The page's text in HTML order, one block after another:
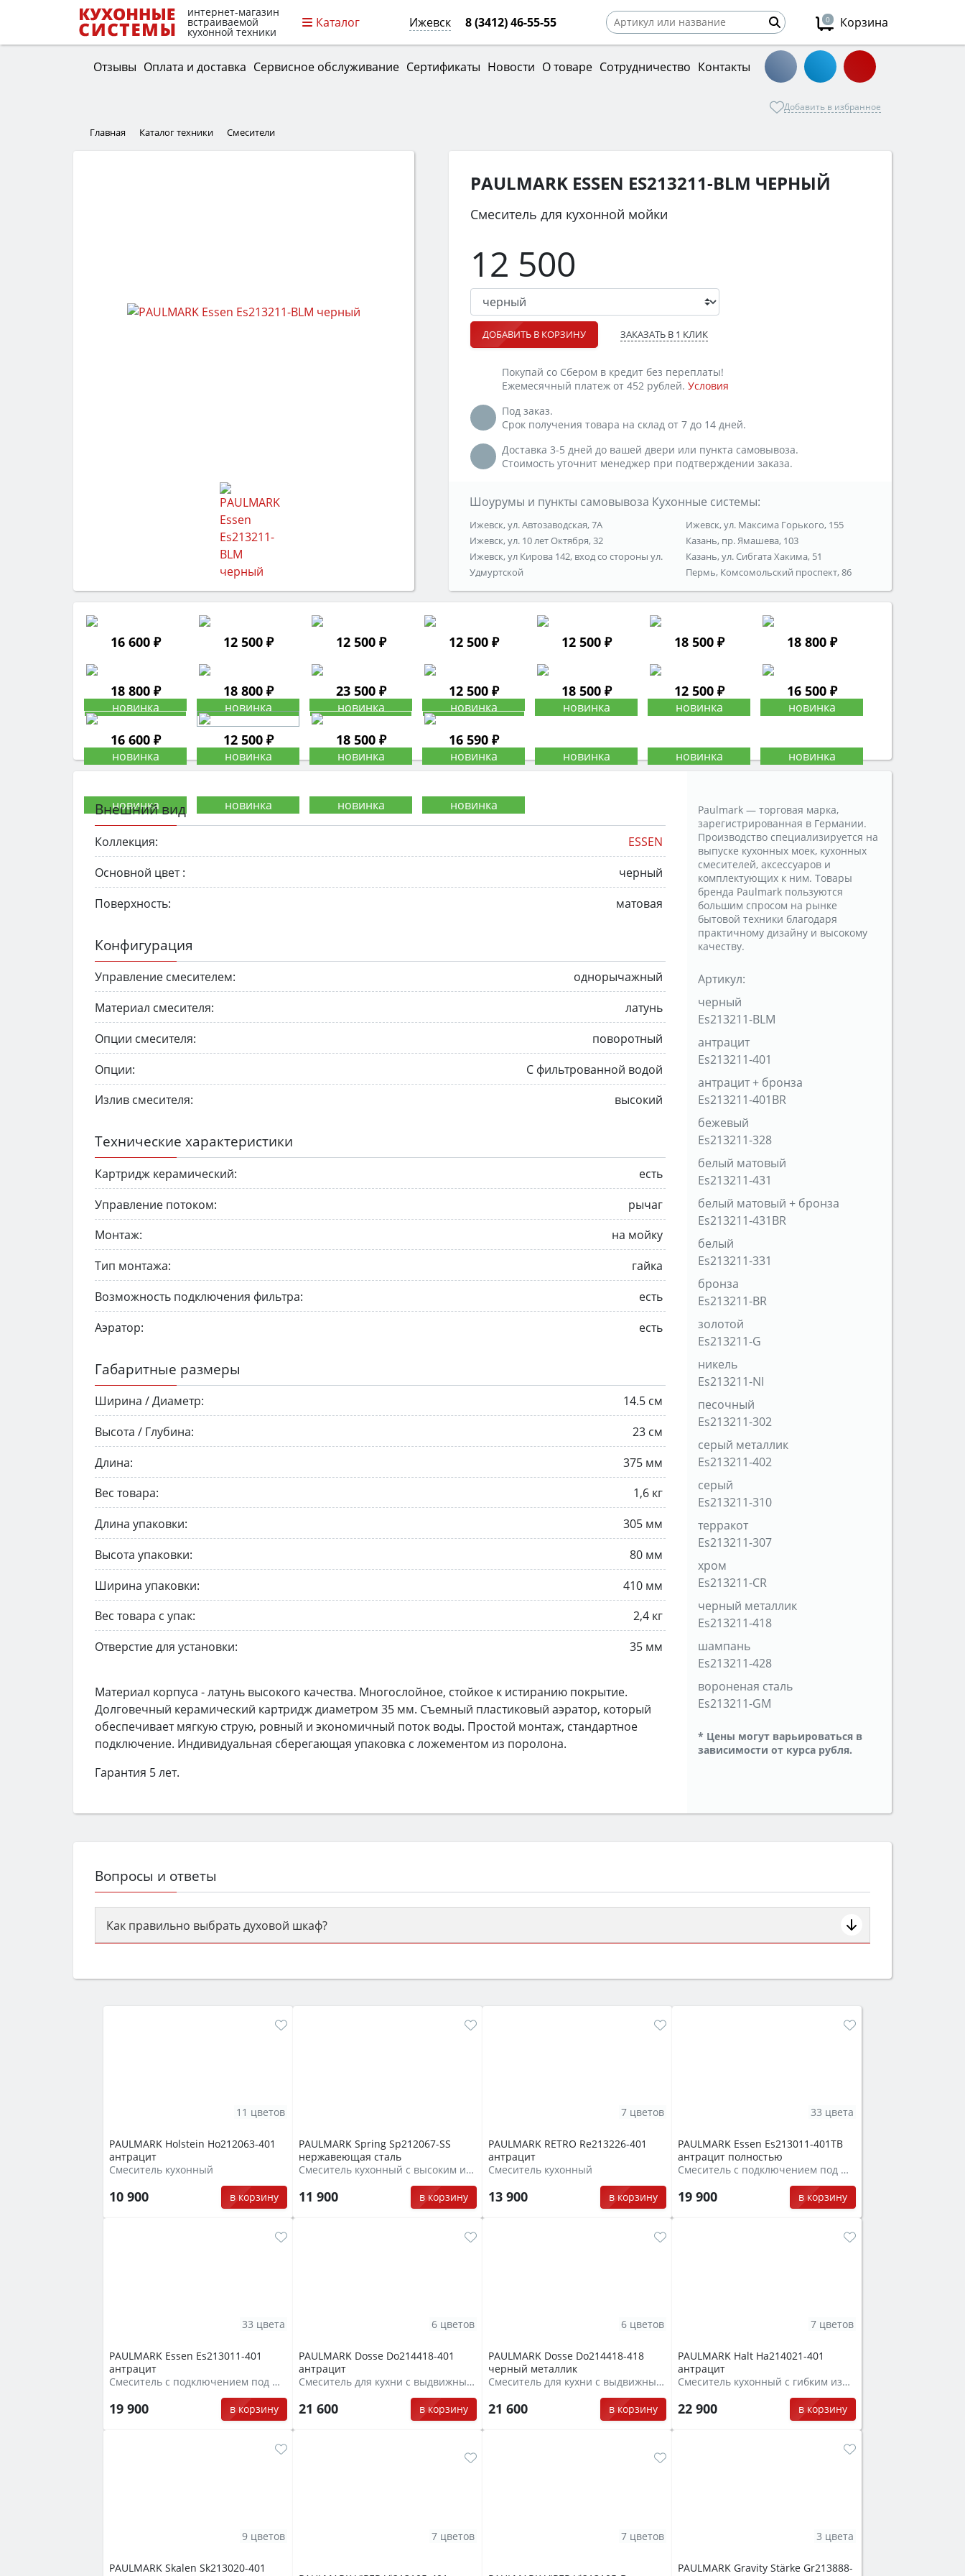
интернет-магазин
встраиваемой
кухонной техники
Каталог Ижевск 8 (3412) 46-55-55 0 Корзина
Отзывы Оплата и доставка Сервисное обслуживание Сертификаты Новости О товаре Сотрудничество Контакты
Добавить в избранное
Главная Каталог техники Смесители
16 600 ₽ 12 500 ₽ 12 500 ₽ 12 500 ₽ 12 500 ₽ 18 500 ₽ 18 800 ₽
18 800 ₽ 18 800 ₽ 23 500 ₽ 12 500 ₽ 18 500 ₽ 12 500 ₽ 16 500 ₽
16 600 ₽ 12 500 ₽ 18 500 ₽ 16 590 ₽
PAULMARK ESSEN ES213211-BLM ЧЕРНЫЙ
Смеситель для кухонной мойки
12 500
ДОБАВИТЬ В КОРЗИНУ ЗАКАЗАТЬ В 1 КЛИК
Покупай со Сбером в кредит без переплаты!
Ежемесячный платеж от 452 рублей. Условия
Под заказ.
Срок получения товара на склад от 7 до 14 дней.
Доставка 3-5 дней до вашей двери или пункта самовывоза.
Стоимость уточнит менеджер при подтверждении заказа.
Шоурумы и пункты самовывоза Кухонные системы:
Ижевск, ул. Автозаводская, 7А
Ижевск, ул. 10 лет Октября, 32
Ижевск, ул Кирова 142, вход со стороны ул.
Удмуртской
Ижевск, ул. Максима Горького, 155
Казань, пр. Ямашева, 103
Казань, ул. Сибгата Хакима, 51
Пермь, Комсомольский проспект, 86
Внешний вид
Коллекция:
ESSEN
Основной цвет :
черный
Поверхность:
матовая
Конфигурация
Управление смесителем:
однорычажный
Материал смесителя:
латунь
Опции смесителя:
поворотный
Опции:
С фильтрованной водой
Излив смесителя:
высокий
Технические характеристики
Картридж керамический:
есть
Управление потоком:
рычаг
Монтаж:
на мойку
Тип монтажа:
гайка
Возможность подключения фильтра:
есть
Аэратор:
есть
Габаритные размеры
Ширина / Диаметр:
14.5 см
Высота / Глубина:
23 см
Длина:
375 мм
Вес товара:
1,6 кг
Длина упаковки:
305 мм
Высота упаковки:
80 мм
Ширина упаковки:
410 мм
Вес товара с упак:
2,4 кг
Отверстие для установки:
35 мм
Материал корпуса - латунь высокого качества. Многослойное, стойкое к истиранию покрытие.
Долговечный керамический картридж диаметром 35 мм. Съемный пластиковый аэратор, который
обеспечивает мягкую струю, ровный и экономичный поток воды. Простой монтаж, стандартное
подключение. Индивидуальная сберегающая упаковка с ложементом из поролона.
Гарантия 5 лет.
Paulmark — торговая марка,
зарегистрированная в Германии.
Производство специализируется на
выпуске кухонных моек, кухонных
смесителей, аксессуаров и
комплектующих к ним. Товары
бренда Paulmark пользуются
большим спросом на рынке
бытовой техники благодаря
практичному дизайну и высокому
качеству.
Артикул:
черный
Es213211-BLM
антрацит
Es213211-401
антрацит + бронза
Es213211-401BR
бежевый
Es213211-328
белый матовый
Es213211-431
белый матовый + бронза
Es213211-431BR
белый
Es213211-331
бронза
Es213211-BR
золотой
Es213211-G
никель
Es213211-NI
песочный
Es213211-302
серый металлик
Es213211-402
серый
Es213211-310
терракот
Es213211-307
хром
Es213211-CR
черный металлик
Es213211-418
шампань
Es213211-428
вороненая сталь
Es213211-GM
* Цены могут варьироваться в
зависимости от курса рубля.
Вопросы и ответы
Как правильно выбрать духовой шкаф?
семьи, класс энергопотребления не ниже A и нужные функции (конвекция, гриль, самоочистка, защита от детей).
PAULMARK Holstein Ho212063-401
антрацит
Смеситель кухонный
10 900 в корзину
11 цветов
PAULMARK Spring Sp212067-SS
нержавеющая сталь
Смеситель кухонный с высоким изливом
11 900 в корзину
PAULMARK RETRO Re213226-401
антрацит
Смеситель кухонный
13 900 в корзину
7 цветов
PAULMARK Essen Es213011-401TB
антрацит полностью
Смеситель с подключением под фильтр
19 900 в корзину
33 цвета
PAULMARK Essen Es213011-401
антрацит
Смеситель с подключением под фильтр
19 900 в корзину
33 цвета
PAULMARK Dosse Do214418-401
антрацит
Смеситель для кухни с выдвижным шлангом
21 600 в корзину
6 цветов
PAULMARK Dosse Do214418-418
черный металлик
Смеситель для кухни с выдвижным шлангом
21 600 в корзину
6 цветов
PAULMARK Halt Ha214021-401
антрацит
Смеситель кухонный с гибким изливом
22 900 в корзину
7 цветов
PAULMARK Skalen Sk213020-401
9 цветов 7 цветов 7 цветов
PAULMARK Gravity Stärke Gr213888-
3 цвета